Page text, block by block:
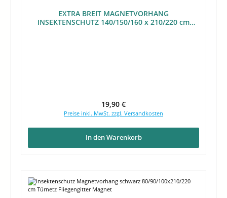
EXTRA BREIT MAGNETVORHANG
INSEKTENSCHUTZ 140/150/160 x 210/220 cm
Regulärer Preis:
19,90 €
Preise inkl. MwSt. zzgl. Versandkosten
In den Warenkorb